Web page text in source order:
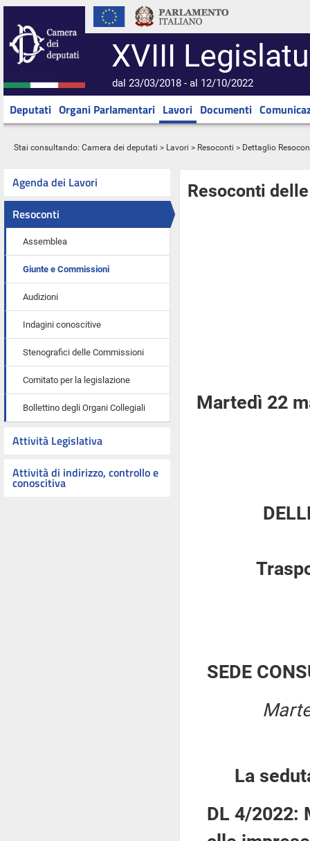
XVIII
dal 23/03/2018 - al 12/10/2022
Deputati Organi Parlamentari Lavori Documenti
Stai consultando: Camera dei deputati > Lavori > Resoconti > Dettaglio
Agenda dei Lavori
Resoconti
Assemblea
Giunte e Commissioni
Audizioni
Indagini conoscitive
Stenografici delle Commissioni
Comitato per la legislazione
Bollettino degli Organi Collegiali
Attività Legislativa
Attività di indirizzo, controllo e
conoscitiva
Resoconti
Martedì 22
SEDE
La
DL 4/2022: